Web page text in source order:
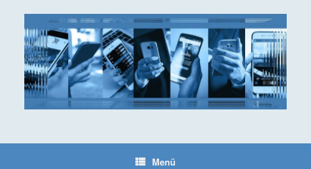
springen
Menü